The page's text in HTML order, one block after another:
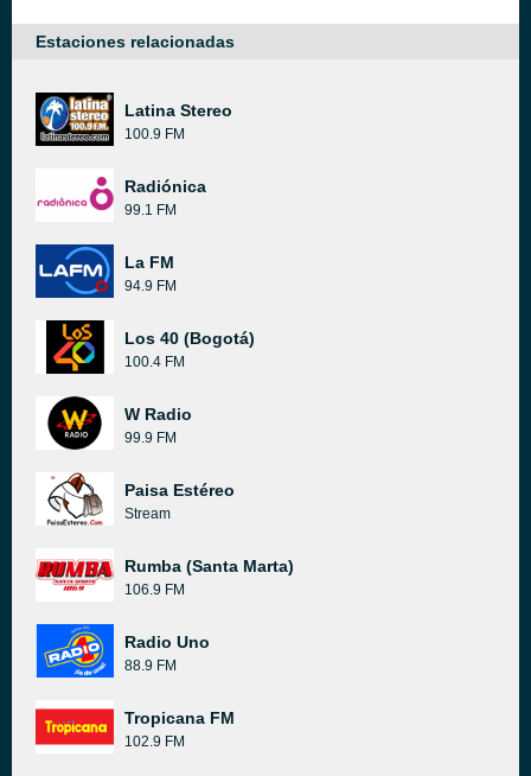
Estaciones relacionadas
Latina Stereo
100.9 FM
Radiónica
99.1 FM
La FM
94.9 FM
Los 40 (Bogotá)
100.4 FM
W Radio
99.9 FM
Paisa Estéreo
Stream
Rumba (Santa Marta)
106.9 FM
Radio Uno
88.9 FM
Tropicana FM
102.9 FM